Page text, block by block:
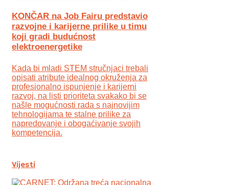
KONČAR na Job Fairu predstavio
razvojne i karijerne prilike u timu
koji gradi budućnost
elektroenergetike
Kada bi mladi STEM stručnjaci trebali
opisati atribute idealnog okruženja za
profesionalno ispunjenje i karijerni
razvoj, na listi prioriteta svakako bi se
našle mogućnosti rada s najnovijim
tehnologijama te stalne prilike za
napredovanje i obogaćivanje svojih
kompetencija.
Vijesti